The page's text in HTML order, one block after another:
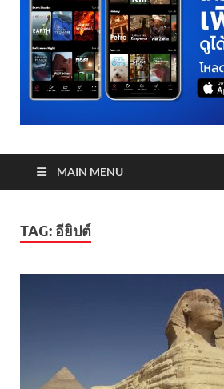
MAIN MENU
TAG: อียิปต์